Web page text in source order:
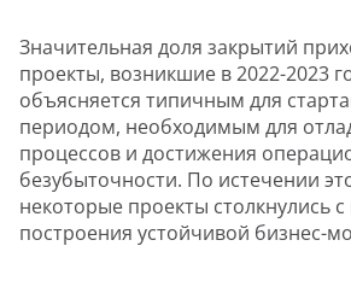
Значительная доля закрытий
проекты, возникшие в 2022-2023
объясняется типичным для
периодом, необходимым для
процессов и достижения
безубыточности. По истечении
некоторые проекты столкнулись
построения устойчивой бизнес-